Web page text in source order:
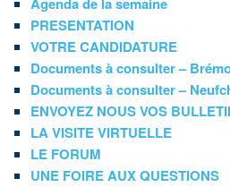
PRESENTATION
VOTRE CANDIDATURE
Documents à consulter –
Documents à consulter –
ENVOYEZ NOUS VOS
LA VISITE VIRTUELLE
LE FORUM
UNE FOIRE AUX QUESTIONS